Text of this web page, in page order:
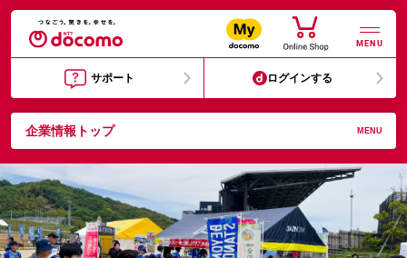
MENU
サポート ログインする
企業情報トップ MENU